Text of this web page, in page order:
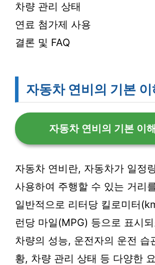
차량 관리 상태
연료 첨가제 사용
결론 및 FAQ
자동차 연비의 기본 이
자동차 연비의 기본 이해
자동차 연비란, 자동차가 일정
사용하여 주행할 수 있는 거리
일반적으로 리터당 킬로미터
런당 마일(MPG) 등으로 표시
차량의 성능, 운전자의 운전 습
황, 차량 관리 상태 등 다양한